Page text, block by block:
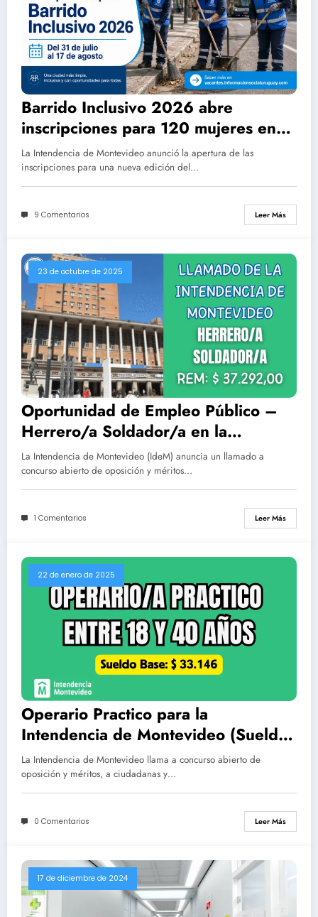
Barrido Inclusivo 2026 abre
inscripciones para 120 mujeres en
Montevideo
La Intendencia de Montevideo anunció la apertura de las
inscripciones para una nueva edición del…
9 Comentarios Leer Más
23 de octubre de 2025
Oportunidad de Empleo Público –
Herrero/a Soldador/a en la
Intendencia de Montevideo
La Intendencia de Montevideo (IdeM) anuncia un llamado a
concurso abierto de oposición y méritos…
1 Comentarios Leer Más
22 de enero de 2025
Operario Practico para la
Intendencia de Montevideo (Sueldo
$ 33.146)
La Intendencia de Montevideo llama a concurso abierto de
oposición y méritos, a ciudadanas y…
0 Comentarios Leer Más
17 de diciembre de 2024